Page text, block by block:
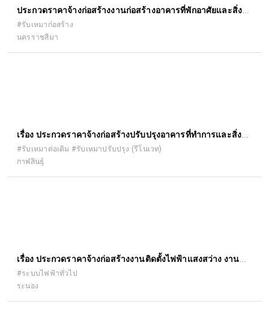
ประกวดราคาจ้างก่อสร้างงานก่อสร้างอาคารที่พักอาศัยและสิ่ง
ก่อสร้างประกอบ
#รับเหมาก่อสร้าง
นครราชสีมา
เรื่อง ประกวดราคาจ้างก่อสร้างปรับปรุงอาคารที่ทำการและสิ่ง
ก่อสร้างประกอบ สำนักงานจัดหางาน จังหวัดกาฬสินธุ์ ด้วยวิธี
ประกวดราคาอิเล็กทรอนิกส์ (e-bidding)
#รับเหมาต่อเติม #รับเหมาปรับปรุง (รีโนเวท)
กาฬสินธุ์
เรื่อง ประกวดราคาจ้างก่อสร้างงานติดตั้งไฟฟ้าแสงสว่าง งาน
อำนวยความปลอดภัยเพื่อป้องกันและแก้ไข อุบัติเหตุทางถนน
ทางหลวงหมายเลข ๔ ตอน หงาว - อ่าวเคย ระหว่าง
กม.๖๑๔+๔๒๐ - กม.๖๑๔+๙๙๘ ด้วยวิธีประกวดราคา
#ระบบไฟฟ้าทั่วไป
ระนอง